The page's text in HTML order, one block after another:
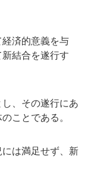
済的意義を与
結合を遂行す
、その遂行にあ
ことである。
は満足せず、新